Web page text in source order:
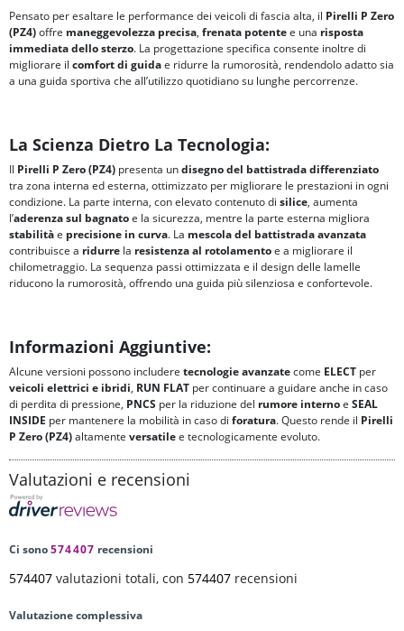
Pensato per esaltare le performance dei veicoli di fascia alta, il Pirelli P Zero
(PZ4)offre maneggevolezza precisa, frenata potentee una risposta
immediata dello sterzo. La progettazione specifica consente inoltre di
migliorare il comfort di guidae ridurre la rumorosità, rendendolo adatto sia
a una guida sportiva che all’utilizzo quotidiano su lunghe percorrenze.
La Scienza Dietro La Tecnologia:
Il Pirelli P Zero (PZ4) presenta undisegno del battistrada differenziato
tra zona interna ed esterna, ottimizzato per migliorare le prestazioni in ogni
condizione. La parte interna, con elevato contenuto di silice, aumenta
l’aderenza sul bagnatoe la sicurezza, mentre la parte esterna migliora
stabilitàe precisione in curva. La mescola del battistrada avanzata
contribuisce a ridurre la resistenza al rotolamentoe a migliorare il
chilometraggio. La sequenza passi ottimizzata e il design delle lamelle
riducono la rumorosità, offrendo una guida più silenziosa e confortevole.
Informazioni Aggiuntive:
Alcune versioni possono includere tecnologie avanzatecome ELECT per
veicoli elettrici e ibridi, RUN FLAT per continuare a guidare anche in caso
di perdita di pressione, PNCS per la riduzione del rumore internoe SEAL
INSIDE per mantenere la mobilità in caso di foratura. Questo rende il Pirelli
P Zero (PZ4)altamente versatilee tecnologicamente evoluto.
Valutazioni e recensioni
Ci sono574407 recensioni
574407 valutazioni totali, con 574407 recensioni
Valutazione complessiva